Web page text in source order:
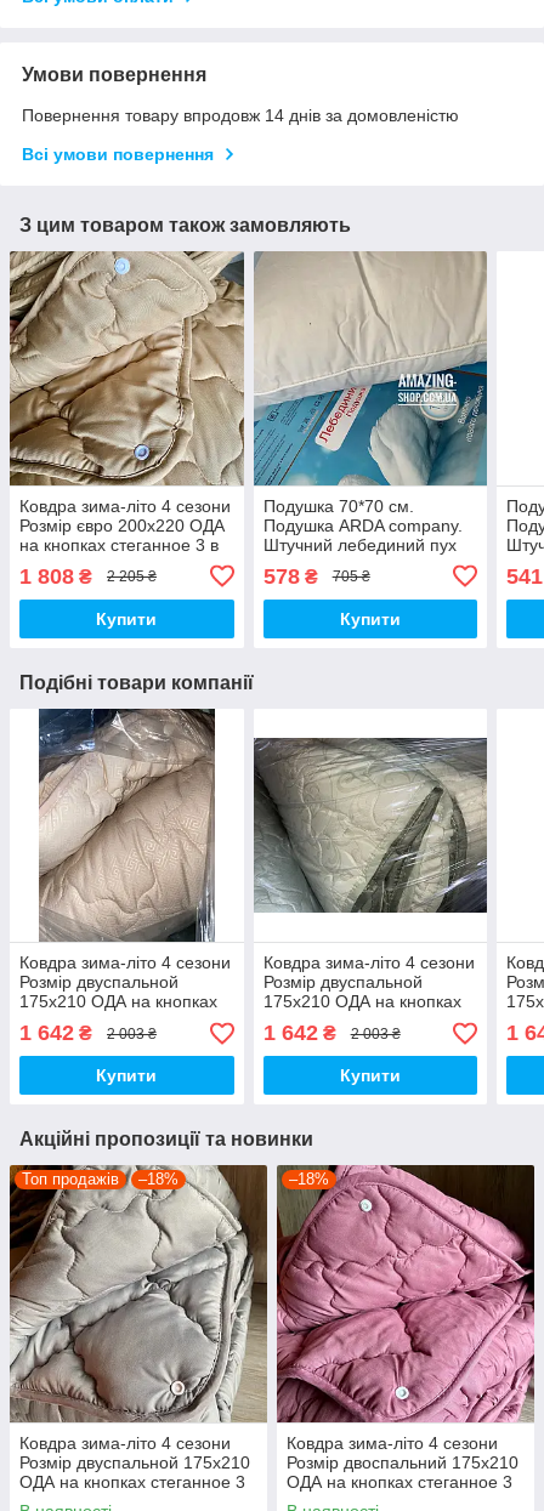
Умови повернення
Повернення товару впродовж 14 днів за домовленістю
Всі умови повернення
З цим товаром також замовляють
Ковдра зима-літо 4 сезони
Розмір євро 200х220 ОДА
на кнопках стеганное 3 в
1 808 ₴ 2 205 ₴
Купити
Подушка 70*70 см.
Подушка ARDA company.
Штучний лебединий пух
578₴ 705 ₴
Купити
541
Подібні товари компанії
Ковдра зима-літо 4 сезони
Розмір двуспальной
175х210 ОДА на кнопках
стеганное 3 в 1
1 642 ₴ 2 003 ₴
Купити
Ковдра зима-літо 4 сезони
Розмір двуспальной
175х210 ОДА на кнопках
стеганное 3 в 1
1 642₴ 2 003 ₴
Купити
1
Акційні пропозиції та новинки
Топ продажів –18%
Ковдра зима-літо 4 сезони
Розмір двуспальной 175х210
ОДА на кнопках стеганное 3
в 1, Колір - Сірий
–18%
Ковдра зима-літо 4 сезони
Розмір двоспальний 175x210
ОДА на кнопках стеганное 3
в 1, висока якість